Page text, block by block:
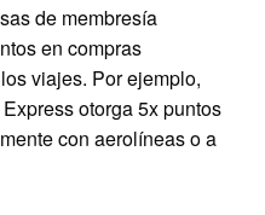
de membresía
en compras
viajes. Por ejemplo,
otorga 5x puntos
con aerolíneas o a